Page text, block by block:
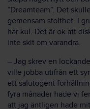
”Dreamteam”. Det
gemensam stolthet. I
har kul. Det är ok att
inte skit om varandra.
– Jag skrev en
ville jobba utifrån ett
ett salutogent
fyra månader hade vi
att jag äntligen hade